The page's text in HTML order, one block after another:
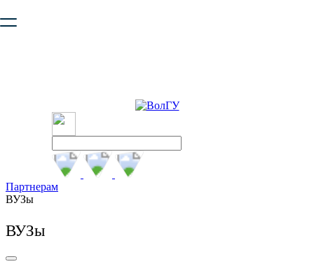
безопасную работу с сайтом. Пожалуйста
Партнерам
ВУЗы
ВУЗы